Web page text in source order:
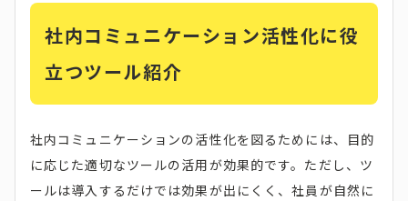
社内コミュニケーション活性化に役
立つツール紹介
社内コミュニケーションの活性化を図るためには、目的
に応じた適切なツールの活用が効果的です。ただし、ツ
ールは導入するだけでは効果が出にくく、社員が自然に